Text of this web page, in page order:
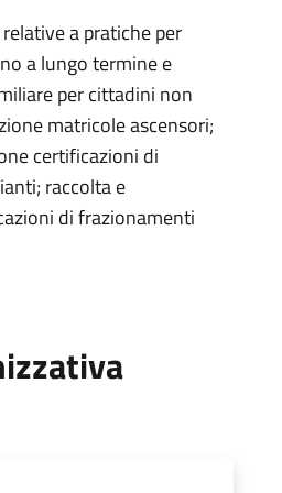
a pratiche per
a lungo termine e
per cittadini non
matricole ascensori;
certificazioni di
raccolta e
di frazionamenti